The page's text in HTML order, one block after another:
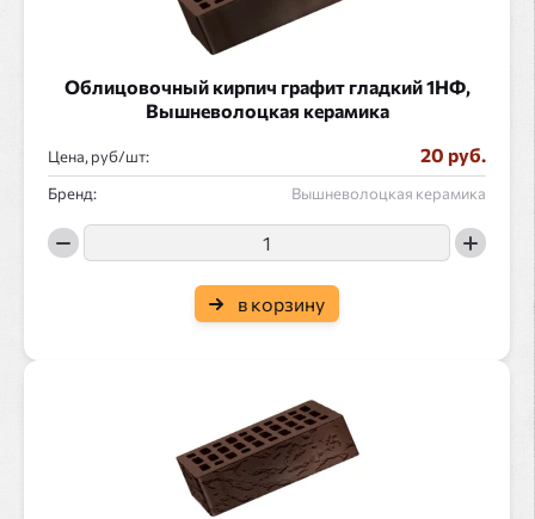
Облицовочный кирпич графит гладкий 1НФ,
Вышневолоцкая керамика
Цена, руб/ : 20 руб.
Бренд: Вышневолоцкая керамика
в корзину